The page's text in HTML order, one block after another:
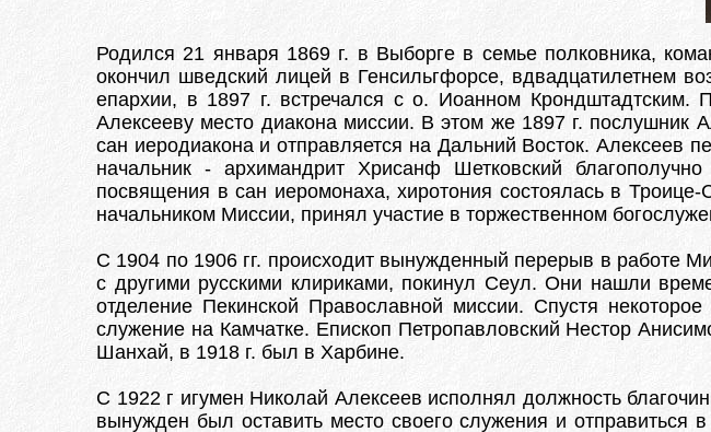
Родился 21 января 1869 г. в Выборге в семье полковника,
окончил шведский лицей в Генсильгфорсе, вдвадцатилетнем
епархии, в 1897 г. встречался с о. Иоанном Крондштадтским.
Алексееву место диакона миссии. В этом же 1897 г. послушник
сан иеродиакона и отправляется на Дальний Восток. Алексеев
начальник - архимандрит Хрисанф Шетковский
посвящения в сан иеромонаха, хиротония состоялась в
начальником Миссии, принял участие в торжественном
С 1904 по 1906 гг. происходит вынужденный перерыв в работе
с другими русскими клириками, покинул Сеул. Они нашли
отделение Пекинской Православной миссии. Спустя
служение на Камчатке. Епископ Петропавловский Нестор
Шанхай, в 1918 г. был в Харбине.
С 1922 г игумен Николай Алексеев исполнял должность
вынужден был оставить место своего служения и